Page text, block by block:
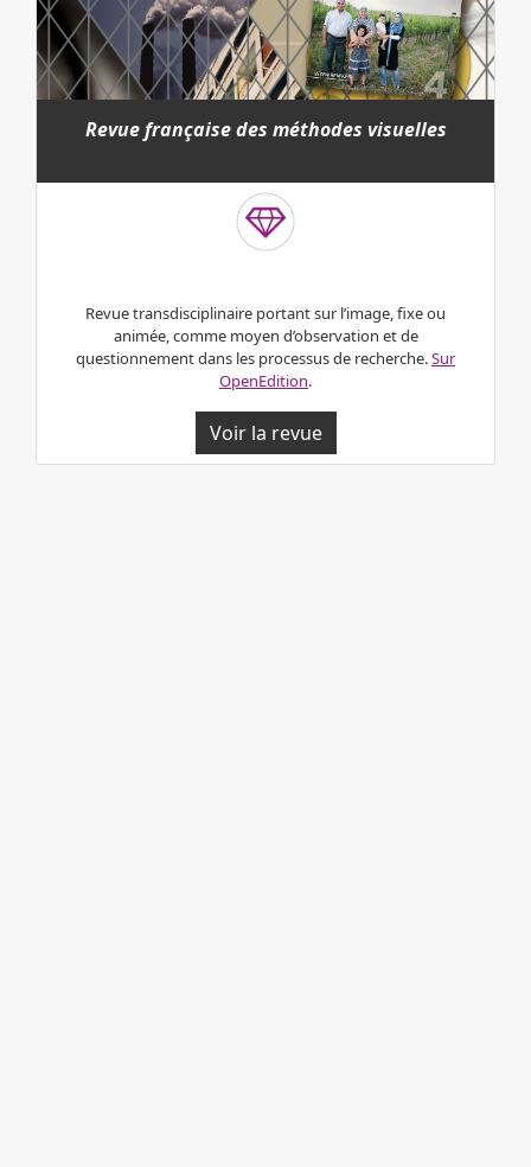
Revue française des méthodes visuelles
Revue transdisciplinaire portant sur l’image, fixe ou
animée, comme moyen d’observation et de
questionnement dans les processus de recherche.Sur
OpenEdition.
Voir la revue